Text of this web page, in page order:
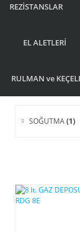
REZİSTANSLAR
EL ALETLERİ
RULMAN ve
SOĞUTMA(1)